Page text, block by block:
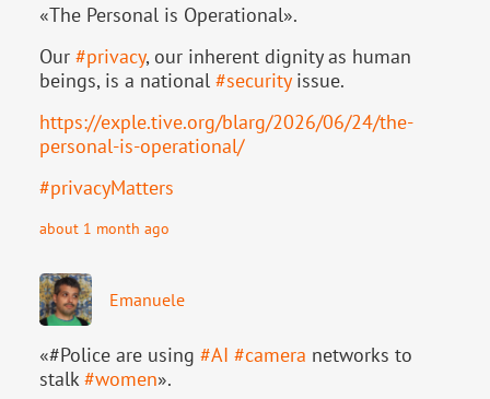
«The Personal is Operational».
Our #privacy, our inherent dignity as human
beings, is a national #securityissue.
https://exple.tive.org/blarg/2026/06/24/the-
personal-is-operational/
#privacyMatters
about 1 month ago
Emanuele
«#Police are using #AI #camera networks to
stalk#women».